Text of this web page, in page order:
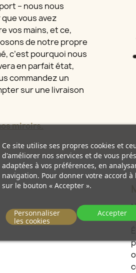
– nous nous
vous avez
vos mains, et ce,
de notre propre
c’est pourquoi nous
en parfait état,
commandez un
sur une livraison
miroirs.
Ce site utilise ses propres cookies et
d'améliorer nos services et de vous
adaptées à vos préférences, en
navigation. Pour donner votre accord
sur le bouton « Accepter ».
Personnaliser
les cookies
Accepter